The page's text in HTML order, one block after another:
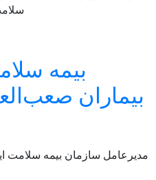
بیمه
بیماران